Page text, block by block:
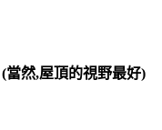
當然,屋頂的視野最好)